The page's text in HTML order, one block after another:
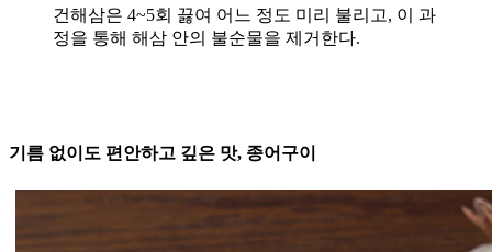
건해삼은 4~5회 끓여 어느 정도 미리 불리고, 이 과
정을 통해 해삼 안의 불순물을 제거한다.
기름 없이도 편안하고 깊은 맛, 종어구이